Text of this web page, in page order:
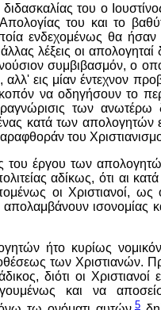
του ο
του και το
ενδεχομένως θα ήσαν
λέξεις οι απολογηταί
συμβιβασμόν, ο
εις μίαν έντεχνον
να οδηγήσουν το
των ανωτέρω
κατά των απολογητών
του
έργου των
αδίκως, ότι αι
οι Χριστιανοί, ως
απολαμβάνουν ισονομίας
ήτο κυρίως
των Χριστιανών.
διότι οι
και να
5